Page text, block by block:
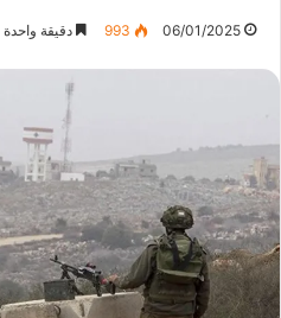
06/01/2025
993 دقيقة واحدة